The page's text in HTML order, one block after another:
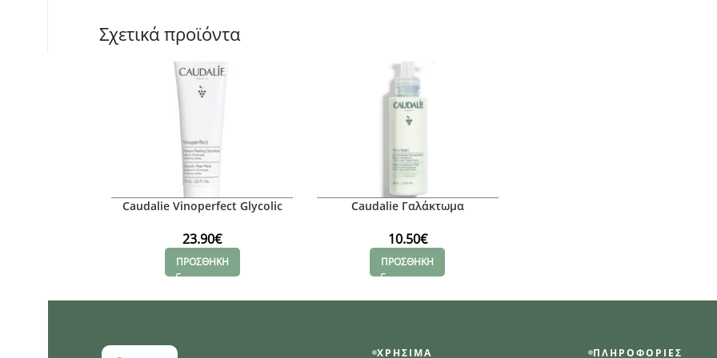
Σχετικά προϊόντα
Caudalie Vinoperfect Glycolic
23.90€
ΠΡΟΣΘΗΚΗ
Caudalie Γαλάκτωμα
10.50€
ΠΡΟΣΘΗΚΗ
ΧΡΉΣΙΜΑ ΠΛΗΡΟΦΟΡΊΕΣ